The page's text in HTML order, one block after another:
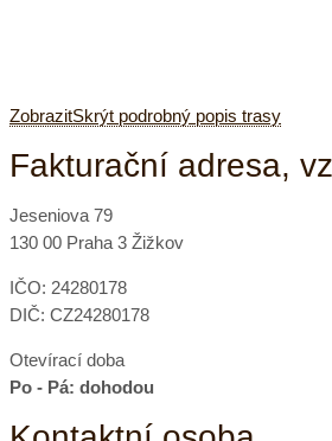
ZobrazitSkrýt podrobný popis trasy
Fakturační adresa,
Jeseniova 79
130 00 Praha 3 Žižkov
IČO: 24280178
DIČ: CZ24280178
Otevírací doba
Po - Pá: dohodou